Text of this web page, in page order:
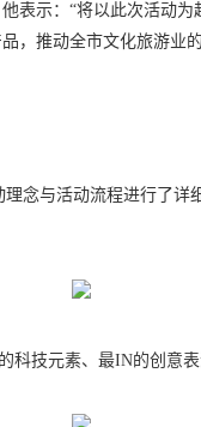
表示：“将以此次活动
，推动全市文化旅游业
念与活动流程进行了
技元素、最IN的创意表